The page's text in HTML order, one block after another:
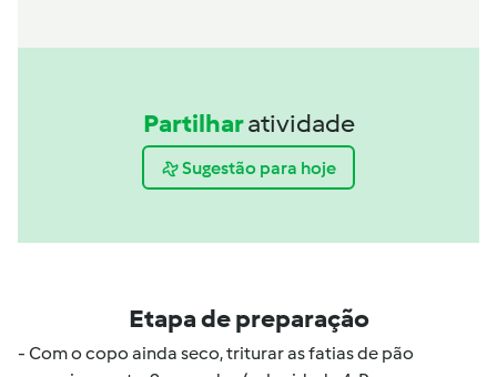
Partilharatividade
Sugestão para hoje
Etapa de preparação
- Com o copo ainda seco, triturar as fatias de pão